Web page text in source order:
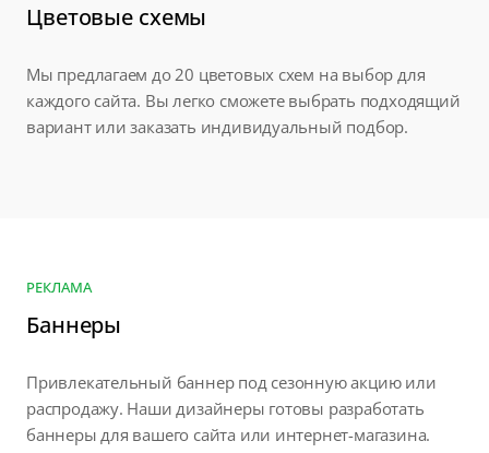
Цветовые схемы
Мы предлагаем до 20 цветовых схем на выбор для
каждого сайта. Вы легко сможете выбрать подходящий
вариант или заказать индивидуальный подбор.
РЕКЛАМА
Баннеры
Привлекательный баннер под сезонную акцию или
распродажу. Наши дизайнеры готовы разработать
баннеры для вашего сайта или интернет-магазина.